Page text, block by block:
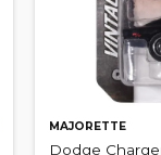
MAJORETTE
Dodge